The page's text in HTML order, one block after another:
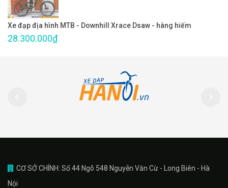
Xe đạp địa hình MTB - Downhill Xrace Dsaw - hàng hiếm
28.300.000₫
CƠ SỞ CHÍNH: Số 44 Ngõ 548 Nguyễn Văn Cừ - Long Biên - Hà
Nội